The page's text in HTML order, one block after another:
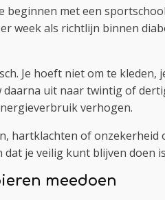
met een
week als richtlijn binnen
Je hoeft niet om te
uit naar twintig of
verhogen.
hartklachten of
dat je veilig kunt blijven
meedoen